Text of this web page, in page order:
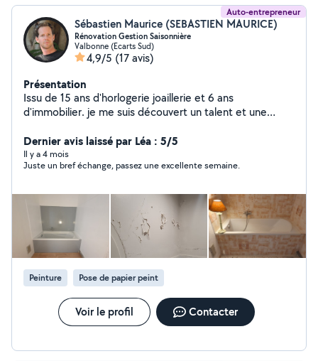
Auto-entrepreneur
Sébastien Maurice (SEBASTIEN MAURICE)
Rénovation Gestion Saisonnière
Valbonne (Ecarts Sud)
4,9/5 (17 avis)
Présentation
Issu de 15 ans d'horlogerie joaillerie et 6 ans
d'immobilier. je me suis découvert un talent et une
mise en vente et la location saisonnière. j'ai donc créer
mon service de Rénovation, Vente et Gestion
Saisonnière, pour toutes les personnes, qui souhaitent
Contact 7.68.69.66.39
Dernier avis laissé par Léa : 5/5
Il y a 4 mois
Juste un bref échange, passez une excellente semaine.
Peinture Pose de papier peint
Voir le profil Contacter